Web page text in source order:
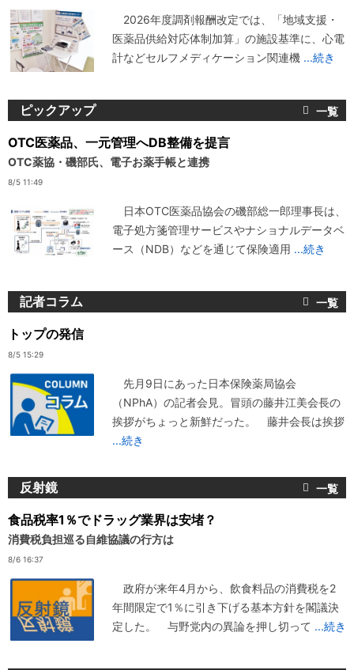
2026年度調剤報酬改定では、「地域支援・
医薬品供給対応体制加算」の施設基準に、心電
計などセルフメディケーション関連機 ...続き
ピックアップ
OTC医薬品、一元管理へDB整備を提言
OTC薬協・磯部氏、電子お薬手帳と連携
8/5 11:49
日本OTC医薬品協会の磯部総一郎理事長は、
電子処方箋管理サービスやナショナルデータベ
ース（NDB）などを通じて保険適用 ...続き
記者コラム
トップの発信
8/5 15:29
先月9日にあった日本保険薬局協会
（NPhA）の記者会見。冒頭の藤井江美会長の
挨拶がちょっと新鮮だった。 藤井会長は挨拶
...続き
反射鏡
食品税率1％でドラッグ業界は安堵？
消費税負担巡る自維協議の行方は
8/6 16:37
政府が来年4月から、飲食料品の消費税を2
年間限定で1％に引き下げる基本方針を閣議決
定した。 与野党内の異論を押し切って ...続き